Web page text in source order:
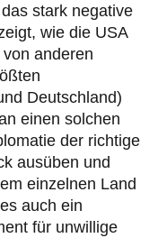
stark negative
wie die USA
anderen
Deutschland)
einen solchen
der richtige
ausüben und
einzelnen Land
auch ein
für unwillige